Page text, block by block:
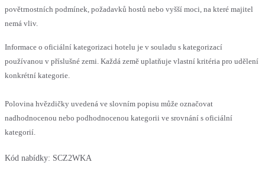
povětrnostních podmínek, požadavků hostů nebo vyšší moci, na které majitel
nemá vliv.
Informace o oficiální kategorizaci hotelu je v souladu s kategorizací
používanou v příslušné zemi. Každá země uplatňuje vlastní kritéria pro udělení
konkrétní kategorie.
Polovina hvězdičky uvedená ve slovním popisu může označovat
nadhodnocenou nebo podhodnocenou kategorii ve srovnání s oficiální
kategorií.
Kód nabídky: SCZ2WKA